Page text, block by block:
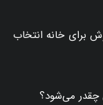
برای خانه انتخاب
می‌شود؟